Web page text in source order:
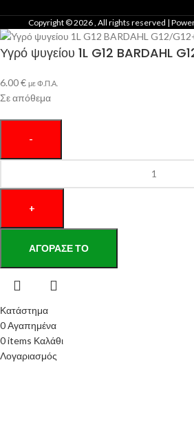
Copyright ©2026, All rights reserved |
Υγρό ψυγείου 1L G12 BARDAHL
6.00€ με Φ.Π.Α.
Σε απόθεμα
ΑΓΌΡΑΣΕ ΤΟ
Κατάστημα
0Αγαπημένα
0items Καλάθι
Λογαριασμός